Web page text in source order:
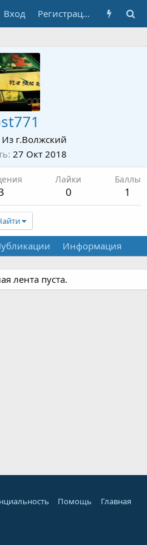
Вход Регистрация
Из г.Волжский
27 Окт 2018
Лайки
0
Баллы
1
Информация
лента пуста.
Помощь Главная